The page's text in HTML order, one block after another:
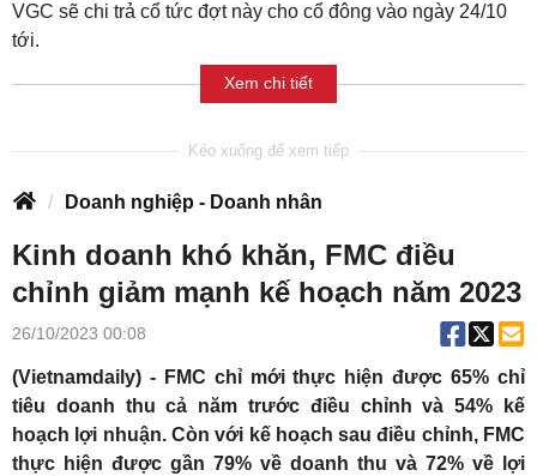
VGC sẽ chi trả cổ tức đợt này cho cổ đông vào ngày 24/10
tới.
Xem chi tiết
Doanh nghiệp - Doanh nhân
Kinh doanh khó khăn, FMC điều
chỉnh giảm mạnh kế hoạch năm 2023
26/10/2023 00:08
(Vietnamdaily) - FMC chỉ mới thực hiện được 65% chỉ
tiêu doanh thu cả năm trước điều chỉnh và 54% kế
hoạch lợi nhuận. Còn với kế hoạch sau điều chỉnh, FMC
thực hiện được gần 79% về doanh thu và 72% về lợi